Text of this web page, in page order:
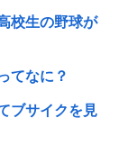
校生の野球が
てなに？
ブサイクを見